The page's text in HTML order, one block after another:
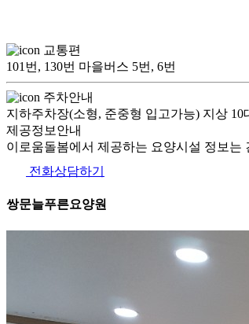
교통편
101번, 130번 마을버스 5번, 6번
주차안내
지하주차장(소형, 준중형 입고가능) 지상 10
제공정보안내
이로움돌봄에서 제공하는 요양시설 정보
전화상담하기
쌍문늘푸른요양원